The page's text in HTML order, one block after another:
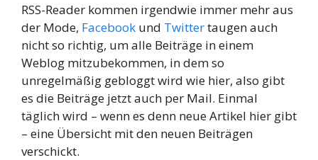
RSS-Reader kommen irgendwie immer mehr aus
der Mode, Facebook und Twittertaugen auch
nicht so richtig, um alle Beiträge in einem
Weblog mitzubekommen, in dem so
unregelmäßig gebloggt wird wie hier, also gibt
es die Beiträge jetzt auch per Mail. Einmal
täglich wird – wenn es denn neue Artikel hier gibt
– eine Übersicht mit den neuen Beiträgen
verschickt.